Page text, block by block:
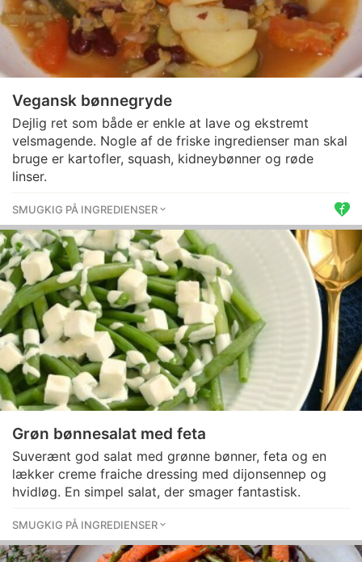
Vegansk bønnegryde
Dejlig ret som både er enkle at lave og ekstremt
velsmagende. Nogle af de friske ingredienser man skal
bruge er kartofler, squash, kidneybønner og røde
linser.
SMUGKIG PÅ INGREDIENSER
Grøn bønnesalat med feta
Suverænt god salat med grønne bønner, feta og en
lækker creme fraiche dressing med dijonsennep og
hvidløg. En simpel salat, der smager fantastisk.
SMUGKIG PÅ INGREDIENSER